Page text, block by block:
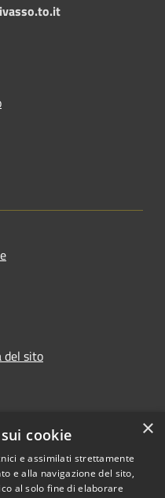
del sito
×
cookie
e assimilati strettamente
e alla navigazione del sito,
al solo fine di elaborare